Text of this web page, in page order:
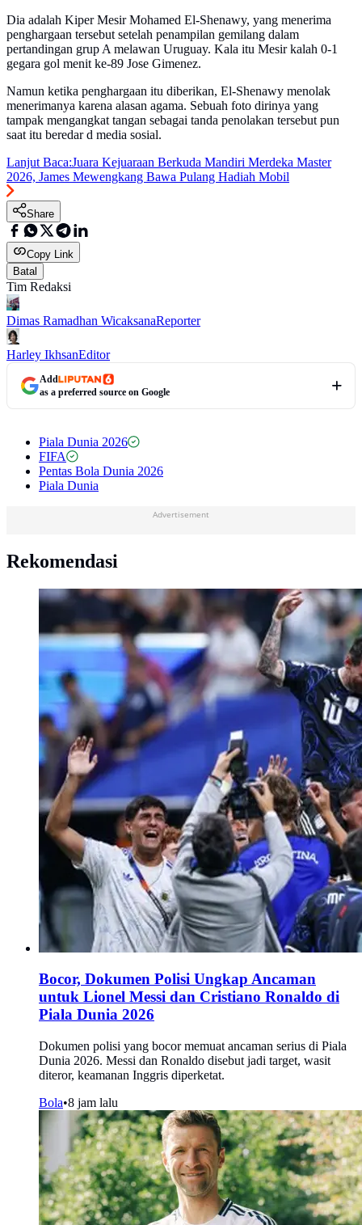
Dia adalah Kiper Mesir Mohamed El-Shenawy, yang menerima
penghargaan tersebut setelah penampilan gemilang dalam
pertandingan grup A melawan Uruguay. Kala itu Mesir kalah 0-1
gegara gol menit ke-89 Jose Gimenez.
Namun ketika penghargaan itu diberikan, El-Shenawy menolak
menerimanya karena alasan agama. Sebuah foto dirinya yang
tampak mengangkat tangan sebagai tanda penolakan tersebut pun
saat itu beredar d media sosial.
Lanjut Baca:Juara Kejuaraan Berkuda Mandiri Merdeka Master
2026, James Mewengkang Bawa Pulang Hadiah Mobil
Share
Copy Link
Batal
Tim Redaksi
Dimas Ramadhan WicaksanaReporter
Harley IkhsanEditor
Add
as a preferred source on Google
Piala Dunia 2026
FIFA
Pentas Bola Dunia 2026
Piala Dunia
Advertisement
Rekomendasi
Bocor, Dokumen Polisi Ungkap Ancaman
untuk Lionel Messi dan Cristiano Ronaldo di
Piala Dunia 2026
Dokumen polisi yang bocor memuat ancaman serius di Piala
Dunia 2026. Messi dan Ronaldo disebut jadi target, wasit
diteror, keamanan Inggris diperketat.
Bola•8 jam lalu